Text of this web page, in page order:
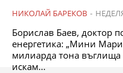
НИКОЛАЙ БАРЕКОВ -
Борислав Баев, доктор
енергетика: „Мини
милиарда тона въглища за
искам...